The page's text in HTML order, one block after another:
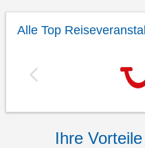
Alle Top
Ihre